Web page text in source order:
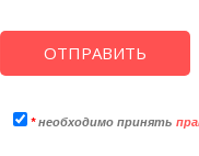
*необходимо принять